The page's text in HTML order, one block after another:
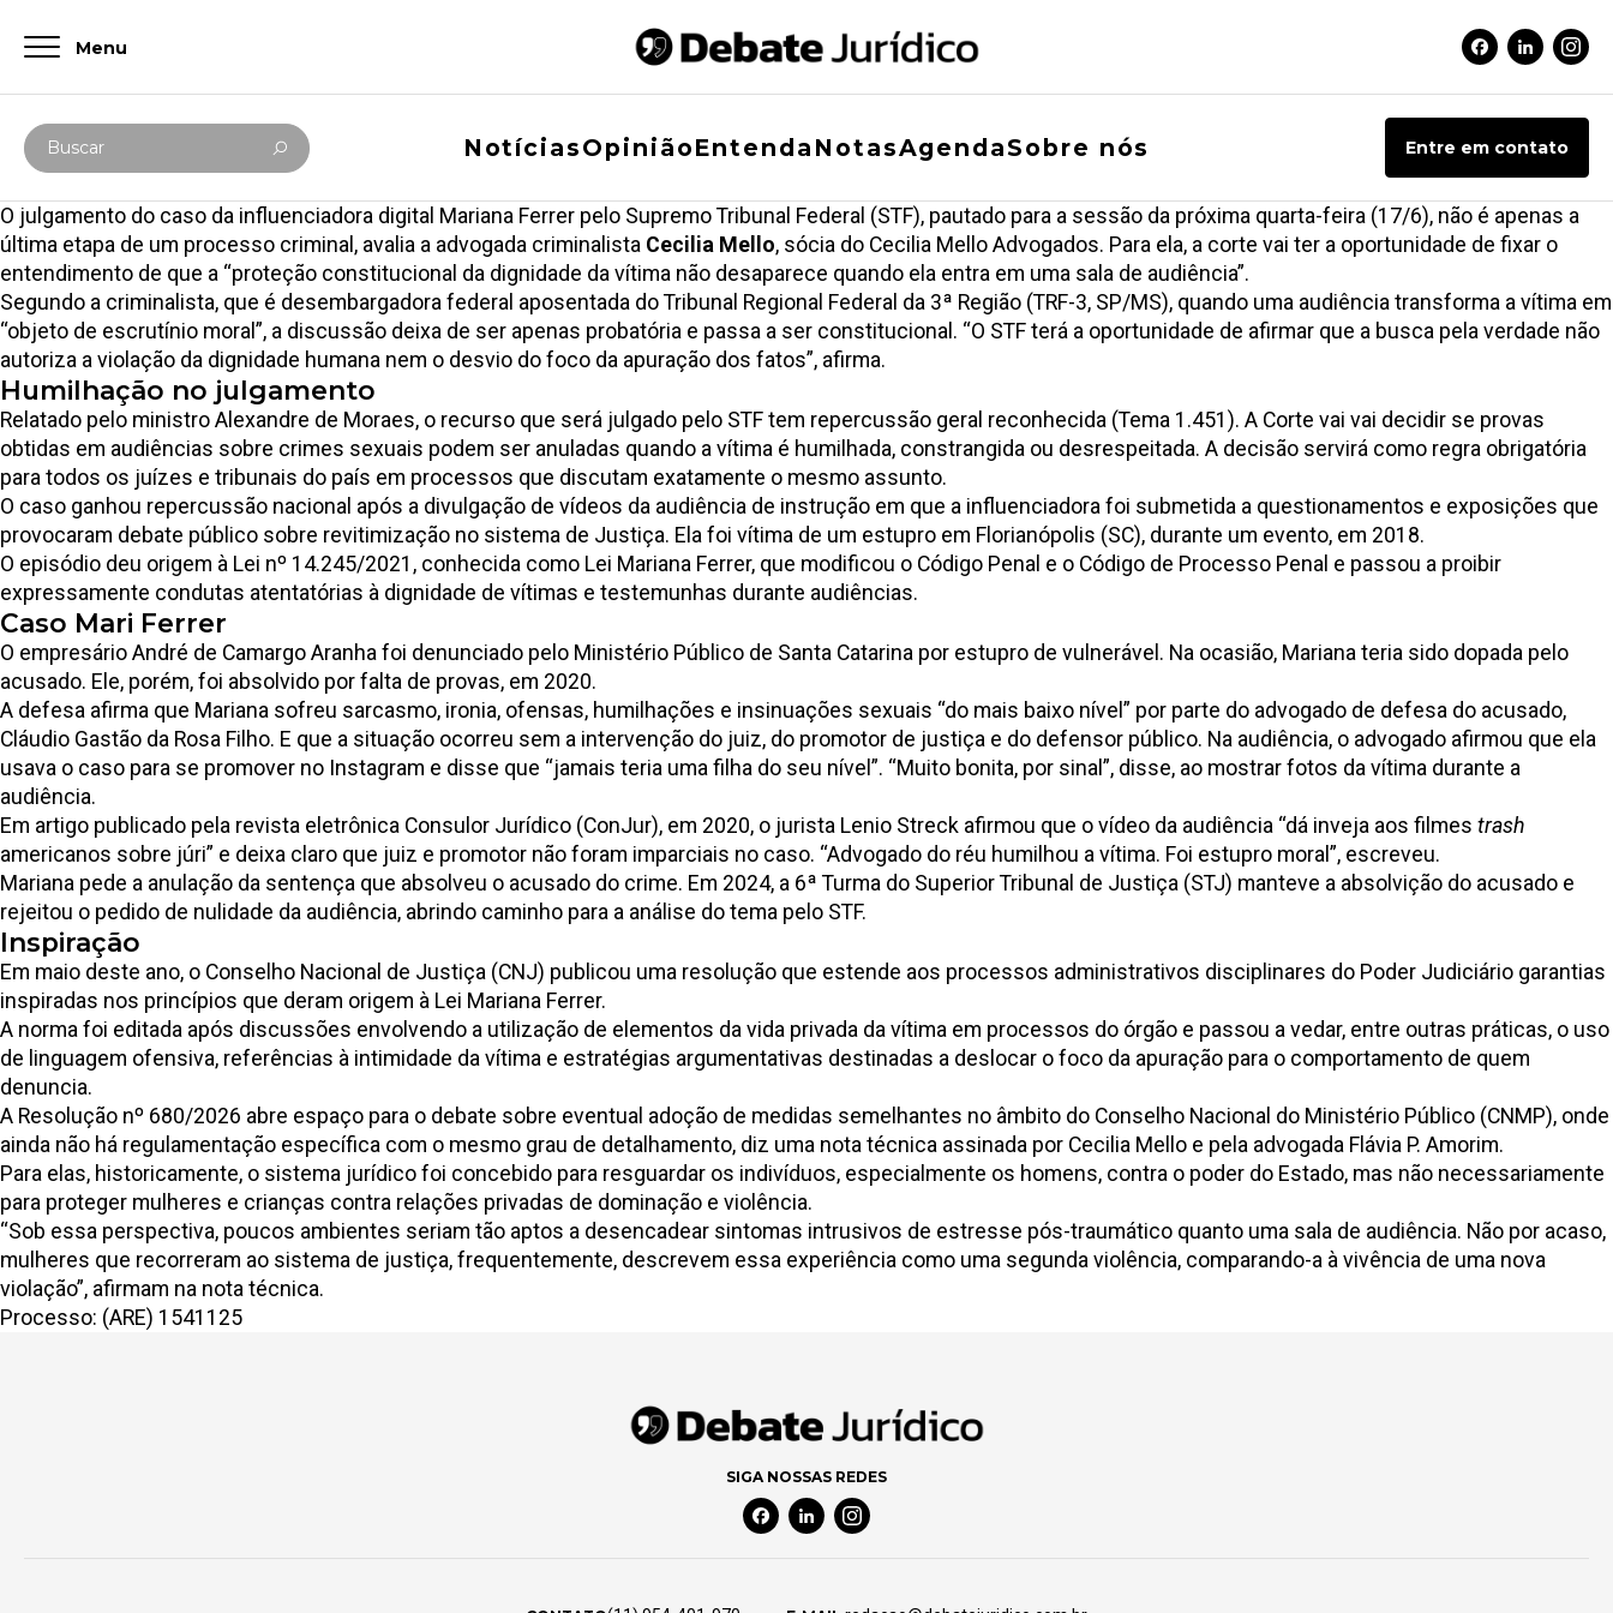
Menu Facebook
Linkedin
Digite abaixo sua busca
Buscar
NotíciasOpiniãoEntenda NotasAgendaSobre nós Entre em contato
O julgamento do caso da influenciadora digital Mariana Ferrer pelo Supremo Tribunal Federal (STF), pautado para a sessão da próxima quarta-feira (17/6), não é apenas a
última etapa de um processo criminal, avalia a advogada criminalista Cecilia Mello, sócia do Cecilia Mello Advogados. Para ela, a corte vai ter a oportunidade de fixar o
entendimento de que a “proteção constitucional da dignidade da vítima não desaparece quando ela entra em uma sala de audiência”.
Segundo a criminalista, que é desembargadora federal aposentada do Tribunal Regional Federal da 3ª Região (TRF-3, SP/MS), quando uma audiência transforma a vítima em
“objeto de escrutínio moral”, a discussão deixa de ser apenas probatória e passa a ser constitucional. “O STF terá a oportunidade de afirmar que a busca pela verdade não
autoriza a violação da dignidade humana nem o desvio do foco da apuração dos fatos”, afirma.
Humilhação no julgamento
Relatado pelo ministro Alexandre de Moraes, o recurso que será julgado pelo STF tem repercussão geral reconhecida (Tema 1.451). A Corte vai vai decidir se provas
obtidas em audiências sobre crimes sexuais podem ser anuladas quando a vítima é humilhada, constrangida ou desrespeitada. A decisão servirá como regra obrigatória
para todos os juízes e tribunais do país em processos que discutam exatamente o mesmo assunto.
O caso ganhou repercussão nacional após a divulgação de vídeos da audiência de instrução em que a influenciadora foi submetida a questionamentos e exposições que
provocaram debate público sobre revitimização no sistema de Justiça. Ela foi vítima de um estupro em Florianópolis (SC), durante um evento, em 2018.
O episódio deu origem à Lei nº 14.245/2021 , conhecida como Lei Mariana Ferrer, que modificou o Código Penal e o Código de Processo Penal e passou a proibir
expressamente condutas atentatórias à dignidade de vítimas e testemunhas durante audiências.
Caso Mari Ferrer
O empresário André de Camargo Aranha foi denunciado pelo Ministério Público de Santa Catarina por estupro de vulnerável. Na ocasião, Mariana teria sido dopada pelo
acusado. Ele, porém, foi absolvido por falta de provas, em 2020.
A defesa afirma que Mariana sofreu sarcasmo, ironia, ofensas, humilhações e insinuações sexuais “do mais baixo nível” por parte do advogado de defesa do acusado,
Cláudio Gastão da Rosa Filho. E que a situação ocorreu sem a intervenção do juiz, do promotor de justiça e do defensor público. Na audiência, o advogado afirmou que ela
usava o caso para se promover no Instagram e disse que “jamais teria uma filha do seu nível”. “Muito bonita, por sinal”, disse, ao mostrar fotos da vítima durante a
audiência.
Em artigo publicado pela revista eletrônica Consulor Jurídico (ConJur), em 2020, o jurista Lenio Streck afirmou que o vídeo da audiência “dá inveja aos filmes trash
americanos sobre júri” e deixa claro que juiz e promotor não foram imparciais no caso. “Advogado do réu humilhou a vítima. Foi estupro moral”, escreveu.
Mariana pede a anulação da sentença que absolveu o acusado do crime. Em 2024, a 6ª Turma do Superior Tribunal de Justiça (STJ) manteve a absolvição do acusado e
rejeitou o pedido de nulidade da audiência, abrindo caminho para a análise do tema pelo STF.
Inspiração
Em maio deste ano, o Conselho Nacional de Justiça (CNJ) publicou uma resolução que estende aos processos administrativos disciplinares do Poder Judiciário garantias
inspiradas nos princípios que deram origem à Lei Mariana Ferrer.
A norma foi editada após discussões envolvendo a utilização de elementos da vida privada da vítima em processos do órgão e passou a vedar, entre outras práticas, o uso
de linguagem ofensiva, referências à intimidade da vítima e estratégias argumentativas destinadas a deslocar o foco da apuração para o comportamento de quem
denuncia.
A Resolução nº 680/2026 abre espaço para o debate sobre eventual adoção de medidas semelhantes no âmbito do Conselho Nacional do Ministério Público (CNMP), onde
ainda não há regulamentação específica com o mesmo grau de detalhamento, diz uma nota técnica assinada por Cecilia Mello e pela advogada Flávia P. Amorim.
Para elas, historicamente, o sistema jurídico foi concebido para resguardar os indivíduos, especialmente os homens, contra o poder do Estado, mas não necessariamente
para proteger mulheres e crianças contra relações privadas de dominação e violência.
“Sob essa perspectiva, poucos ambientes seriam tão aptos a desencadear sintomas intrusivos de estresse pós-traumático quanto uma sala de audiência. Não por acaso,
mulheres que recorreram ao sistema de justiça, frequentemente, descrevem essa experiência como uma segunda violência, comparando-a à vivência de uma nova
violação”, afirmam na nota técnica.
Processo: (ARE) 1541125
SIGA NOSSAS REDES
Facebook Social Media
Linkedin Social Media
Instagram Social Media